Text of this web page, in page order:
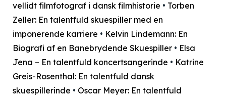
vellidt filmfotograf i dansk filmhistorie • Torben
Zeller: En talentfuld skuespiller med en
imponerende karriere • Kelvin Lindemann: En
Biografi af en Banebrydende Skuespiller • Elsa
Jena – En talentfuld koncertsangerinde • Katrine
Greis-Rosenthal: En talentfuld dansk
skuespillerinde • Oscar Meyer: En talentfuld